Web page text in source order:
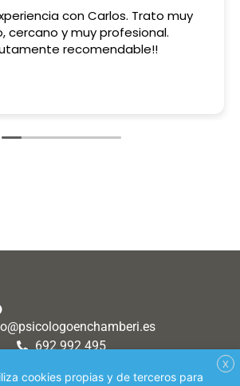
con Carlos. Trato muy
cercano y muy profesional.
recomendable!!
692 992 495
1ª SESIÓN
X
cookies propias y de terceros para